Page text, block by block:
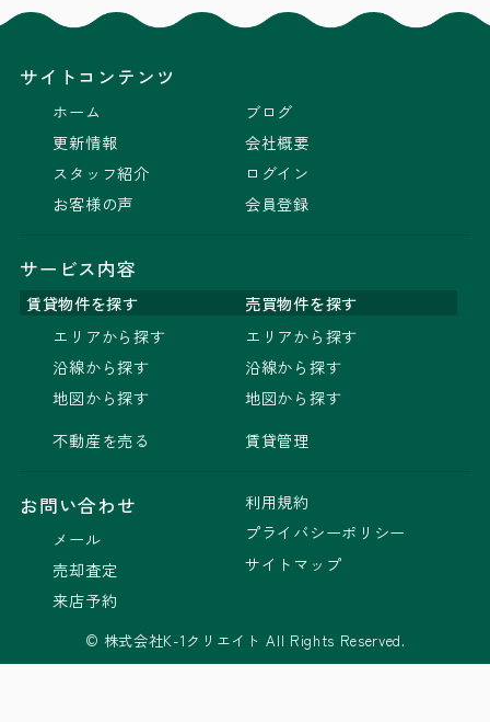
サイトコンテンツ
ホーム
更新情報
スタッフ紹介
お客様の声
ブログ
会社概要
ログイン
会員登録
サービス内容
賃貸物件を探す
売買物件を探す
エリアから探す
沿線から探す
地図から探す
不動産を売る
エリアから探す
沿線から探す
地図から探す
賃貸管理
お問い合わせ
メール
売却査定
来店予約
利用規約
プライバシーポリシー
サイトマップ
© 株式会社K-1クリエイト All Rights Reserved.